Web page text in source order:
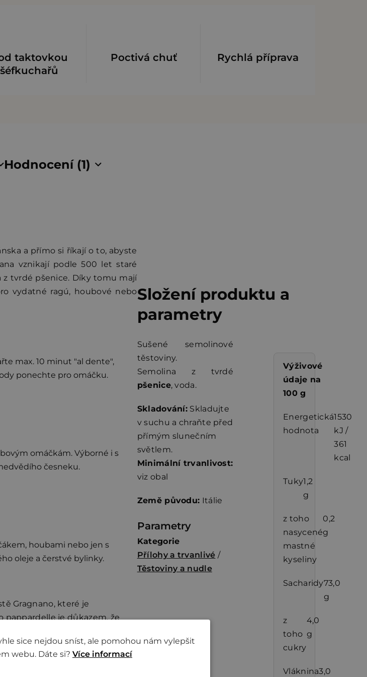
taktovkou
šéfkuchařů
Poctivá chuť Rychlá příprava
Hodnocení (1)
a přímo si říkají o to, abyste
vznikají podle 500 let staré
z tvrdé pšenice. Díky tomu mají
vydatné ragú, houbové nebo
max. 10 minut "al dente",
ponechte pro omáčku.
omáčkám. Výborné i s
česneku.
houbami nebo jen s
oleje a čerstvé bylinky.
Gragnano, které je
je důkazem, že
Složení produktu a
parametry
Sušené semolinové
těstoviny.
Semolina z tvrdé
pšenice, voda.
Skladování: Skladujte
v suchu a chraňte před
přímým slunečním
světlem.
Minimální trvanlivost:
viz obal
Země původu: Itálie
Parametry
Kategorie
Přílohy a trvanlivé /
Těstoviny a nudle
Výživové
údaje na
100 g
Energetická
hodnota
1530
kJ /
361
kcal
Tuky1,2
g
z toho
nasycené
mastné
kyseliny
0,2
g
Sacharidy73,0
g
z
toho
cukry
4,0
g
Vláknina3,0
sice nejdou sníst, ale pomohou nám vylepšit
webu. Dáte si? Více informací